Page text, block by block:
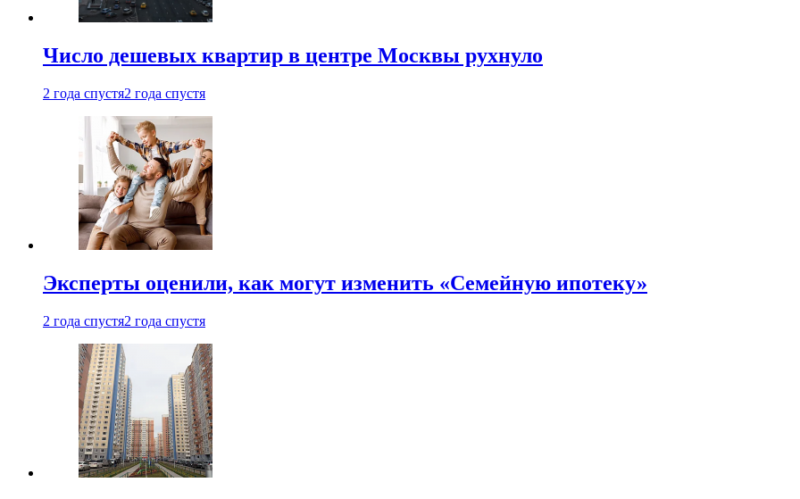
Число дешевых квартир в центре Москвы рухнуло
2 года спустя2 года спустя
Эксперты оценили, как могут изменить «Семейную ипотеку»
2 года спустя2 года спустя